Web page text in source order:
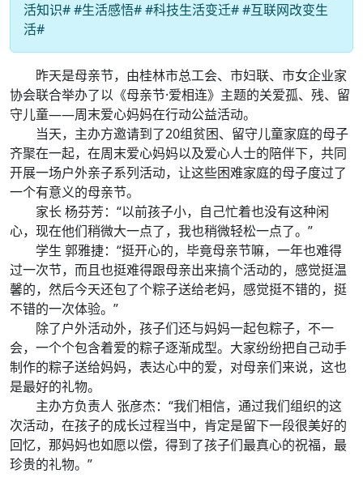
活知识# #生活感悟# #科技生活变迁# #互联网改变生
活#
昨天是母亲节，由桂林市总工会、市妇联、市女企业家
协会联合举办了以《母亲节·爱相连》主题的关爱孤、残、留
守儿童——周末爱心妈妈在行动公益活动。
当天，主办方邀请到了20组贫困、留守儿童家庭的母子
齐聚在一起，在周末爱心妈妈以及爱心人士的陪伴下，共同
开展一场户外亲子系列活动，让这些困难家庭的母子度过了
一个有意义的母亲节。
家长 杨芬芳：“以前孩子小，自己忙着也没有这种闲
心，现在他们稍微大一点了，我也稍微轻松一点了。”
学生 郭雅捷：“挺开心的，毕竟母亲节嘛，一年也难得
过一次节，而且也挺难得跟母亲出来搞个活动的，感觉挺温
馨的，然后今天还包了个粽子送给老妈，感觉挺不错的，挺
不错的一次体验。”
除了户外活动外，孩子们还与妈妈一起包粽子，不一
会，一个个包含着爱的粽子逐渐成型。大家纷纷把自己动手
制作的粽子送给妈妈，表达心中的爱，对母亲们来说，这也
是最好的礼物。
主办方负责人 张彦杰：“我们相信，通过我们组织的这
次活动，在孩子的成长过程当中，肯定是留下一段很美好的
回忆，那妈妈也如愿以偿，得到了孩子们最真心的祝福，最
珍贵的礼物。”